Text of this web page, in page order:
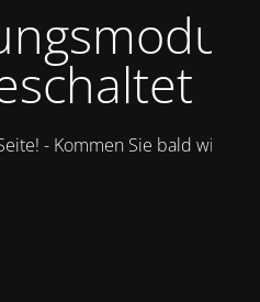
- Kommen Sie bald wieder.